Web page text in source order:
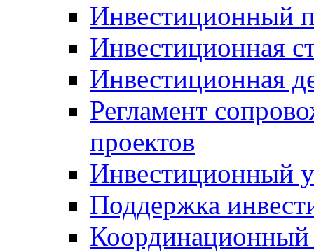
Инвестиционный
Инвестиционная
Инвестиционная
Регламент
проектов
Инвестиционный
Поддержка
Координационный